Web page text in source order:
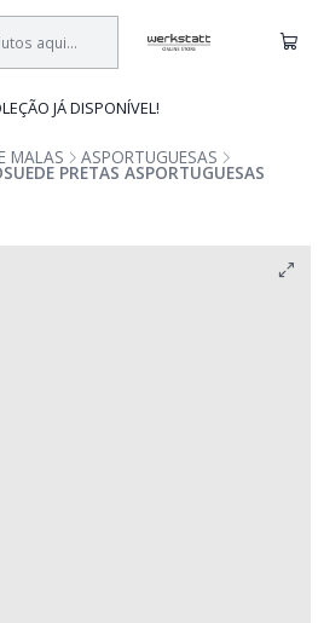
JÁ DISPONÍVEL!
MALAS ASPORTUGUESAS
PRETAS ASPORTUGUESAS